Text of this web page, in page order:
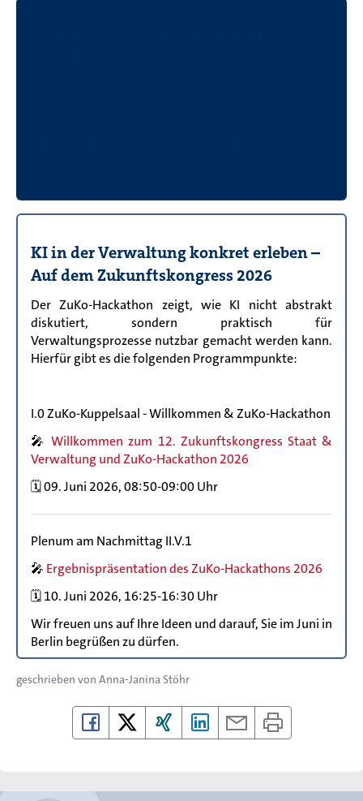
KI in der Verwaltung konkret erleben –
Auf dem Zukunftskongress 2026
Der ZuKo-Hackathon zeigt, wie KI nicht abstrakt
diskutiert, sondern praktisch für
Verwaltungsprozesse nutzbar gemacht werden kann.
Hierfür gibt es die folgenden Programmpunkte:
I.0 ZuKo-Kuppelsaal - Willkommen & ZuKo-Hackathon
🎤 Willkommen zum 12. Zukunftskongress Staat &
Verwaltung und ZuKo-Hackathon 2026
🗓️ 09. Juni 2026, 08:50-09:00 Uhr
Plenum am Nachmittag II.V.1
🎤 Ergebnispräsentation des ZuKo-Hackathons 2026
🗓️ 10. Juni 2026, 16:25-16:30 Uhr
Wir freuen uns auf Ihre Ideen und darauf, Sie im Juni in
Berlin begrüßen zu dürfen.
geschrieben von Anna-Janina Stöhr